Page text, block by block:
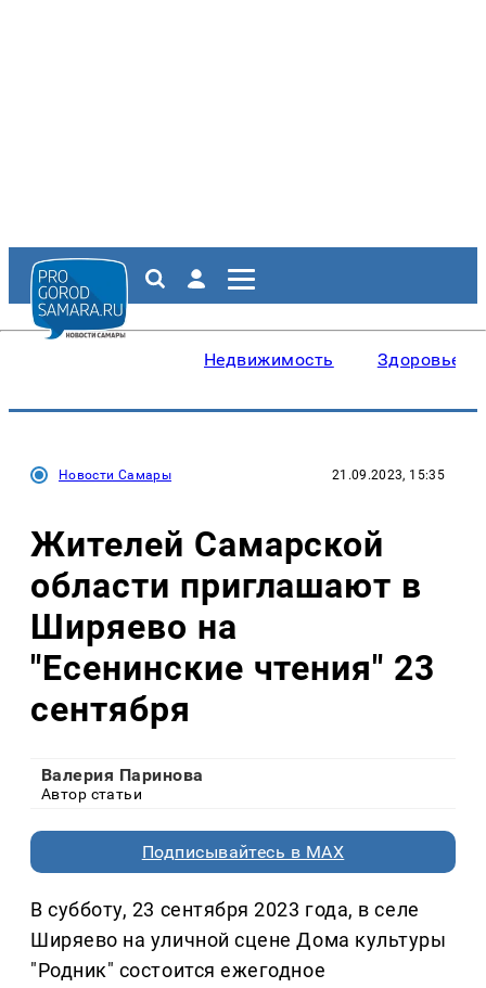
Недвижимость Здоровье
Новости Самары 21.09.2023, 15:35
Жителей Самарской
области приглашают в
Ширяево на
"Есенинские чтения" 23
сентября
Валерия Паринова
Автор статьи
Подписывайтесь в MAX
В субботу, 23 сентября 2023 года, в селе
Ширяево на уличной сцене Дома культуры
"Родник" состоится ежегодное